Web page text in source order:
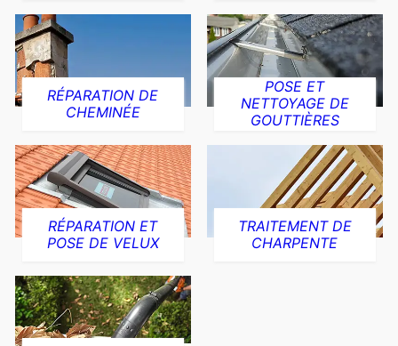
RÉPARATION DE
CHEMINÉE
POSE ET
NETTOYAGE DE
GOUTTIÈRES
RÉPARATION ET
POSE DE VELUX
TRAITEMENT DE
CHARPENTE